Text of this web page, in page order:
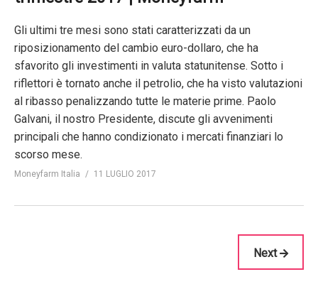
Gli ultimi tre mesi sono stati caratterizzati da un
riposizionamento del cambio euro-dollaro, che ha
sfavorito gli investimenti in valuta statunitense. Sotto i
riflettori è tornato anche il petrolio, che ha visto valutazioni
al ribasso penalizzando tutte le materie prime. Paolo
Galvani, il nostro Presidente, discute gli avvenimenti
principali che hanno condizionato i mercati finanziari lo
scorso mese.
Moneyfarm Italia 11 LUGLIO 2017
Next